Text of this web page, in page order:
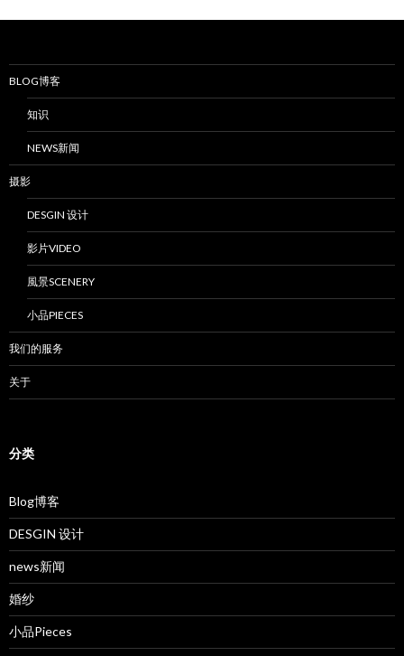
BLOG博客
知识
NEWS新闻
摄影
DESGIN 设计
影片VIDEO
風景SCENERY
小品PIECES
我们的服务
关于
分类
Blog博客
DESGIN 设计
news新闻
婚纱
小品Pieces